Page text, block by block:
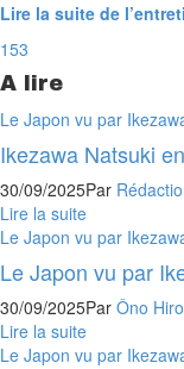
Lire la suite de
153
A lire
Le Japon vu par
Ikezawa Natsuki
30/09/2025Par
Lire la suite
Le Japon vu par
Le Japon vu par
30/09/2025Par Ôno
Lire la suite
Le Japon vu par